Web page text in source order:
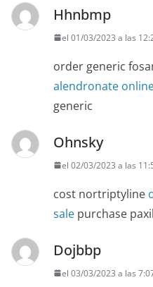
Hhnbmp
el 01/03/2023 a las
order generic
alendronate
generic
Ohnsky
el 02/03/2023 a las
cost nortriptyline
sale purchase
Dojbbp
el 03/03/2023 a las